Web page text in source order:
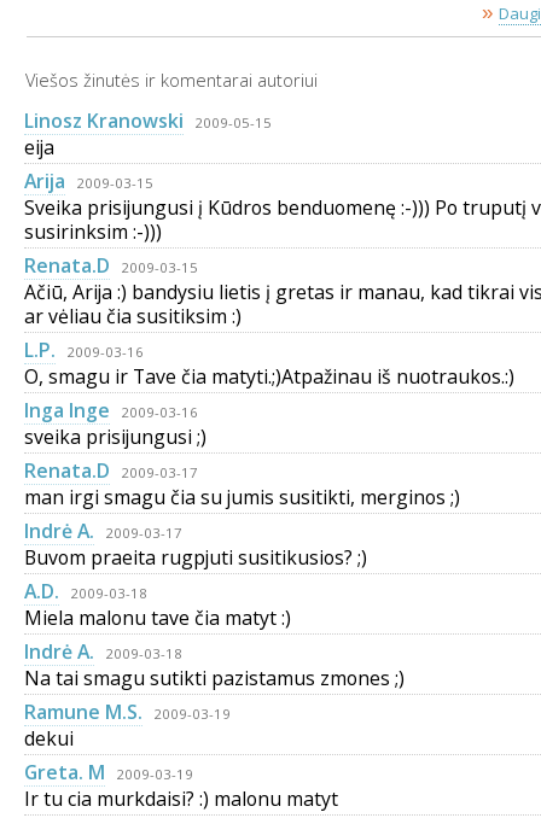
»
Viešos žinutės ir komentarai autoriui
Linosz Kranowski 2009-05-15
eija
Arija
2009-03-15
Sveika prisijungusi į Kūdros benduomenę :-))) Po truputį
susirinksim :-)))
Renata.D
2009-03-15
Ačiū, Arija :) bandysiu lietis į gretas ir manau, kad tikrai
ar vėliau čia susitiksim :)
L.P.
2009-03-16
O, smagu ir Tave čia matyti.;)Atpažinau iš nuotraukos.:)
Inga Inge
2009-03-16
sveika prisijungusi ;)
Renata.D
2009-03-17
man irgi smagu čia su jumis susitikti, merginos ;)
Indrė A.
2009-03-17
Buvom praeita rugpjuti susitikusios? ;)
A.D.
2009-03-18
Miela malonu tave čia matyt :)
Indrė A.
2009-03-18
Na tai smagu sutikti pazistamus zmones ;)
Ramune M.S.
2009-03-19
dekui
Greta. M
2009-03-19
Ir tu cia murkdaisi? :) malonu matyt